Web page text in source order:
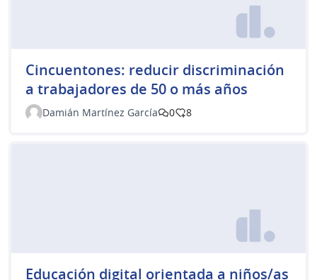
Cincuentones: reducir discriminación
a trabajadores de 50 o más años
Damián Martínez García 0 8
Educación digital orientada a niños/as